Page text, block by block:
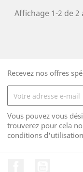
Affichage 1-2 de 2
Recevez nos offres
Vous pouvez vous
trouverez pour cela
conditions